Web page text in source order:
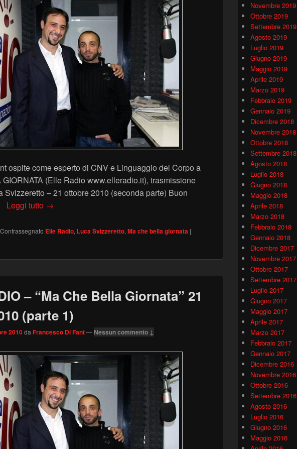
ospite come esperto di CNV e Linguaggio del Corpo a
(Elle Radio www.elleradio.it), trasmissione
Svizzeretto – 21 ottobre 2010 (seconda parte) Buon
Leggi tutto ELLE RADIO – “Ma Che Bella Giornata” 21 ottobre 2010 (parte 2)
→
Contrassegnato Elle Radio, Luca Svizzeretto, Ma che bella giornata |
– “Ma Che Bella Giornata” 21
(parte 1)
2010da Francesco Di Fant— Nessun commento ↓
Novembre 2019
Ottobre 2019
Settembre 2019
Agosto 2019
Luglio 2019
Giugno 2019
Maggio 2019
Aprile 2019
Marzo 2019
Febbraio 2019
Gennaio 2019
Dicembre 2018
Novembre 2018
Ottobre 2018
Settembre 2018
Agosto 2018
Luglio 2018
Giugno 2018
Maggio 2018
Aprile 2018
Marzo 2018
Febbraio 2018
Gennaio 2018
Dicembre 2017
Novembre 2017
Ottobre 2017
Settembre 2017
Luglio 2017
Giugno 2017
Maggio 2017
Aprile 2017
Marzo 2017
Febbraio 2017
Gennaio 2017
Dicembre 2016
Novembre 2016
Ottobre 2016
Settembre 2016
Agosto 2016
Luglio 2016
Giugno 2016
Maggio 2016